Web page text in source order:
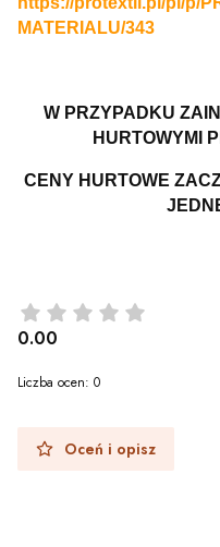
MATERIALU/343
W PRZYPADKU
HURTOWYMI
CENY HURTOWE
0.00
Liczba ocen: 0
Oceń i opisz